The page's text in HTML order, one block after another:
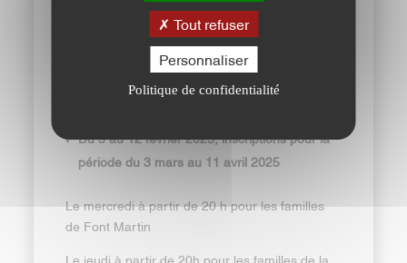
période du 3 mars au 11 avril 2025
Le mercredi à partir de 20 h pour les familles
de Font Martin
Le jeudi à partir de 20h pour les familles de la
Tout refuser
Personnaliser
Politique de confidentialité